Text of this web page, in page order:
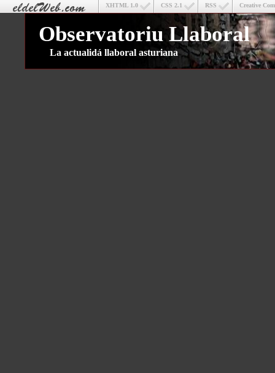
Creative
RSS
CSS 2.1
XHTML 1.0
Observatoriu Llaboral
La actualidá llaboral asturiana